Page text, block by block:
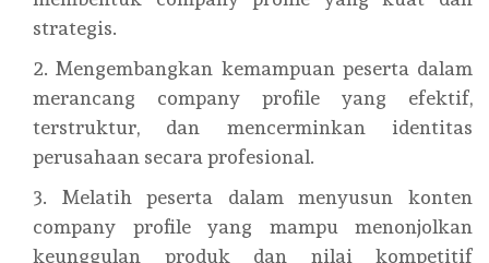
strategis.
Mengembangkan kemampuan peserta dalam
merancang company profile yang efektif,
terstruktur, dan mencerminkan identitas
perusahaan secara profesional.
Melatih peserta dalam menyusun konten
company profile yang mampu menonjolkan
keunggulan produk dan nilai kompetitif